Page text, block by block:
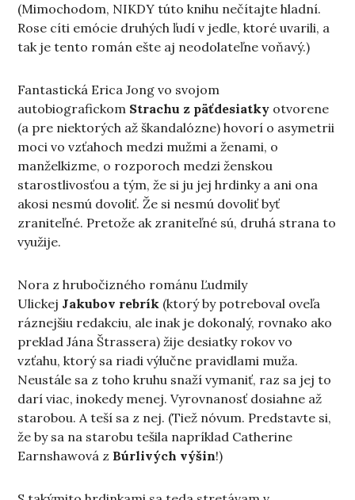
(Mimochodom, NIKDY túto knihu nečítajte hladní.
Rose cíti emócie druhých ľudí v jedle, ktoré uvarili, a
tak je tento román ešte aj neodolateľne voňavý.)
Fantastická Erica Jong vo svojom
autobiografickom Strachu z päťdesiatky otvorene
(a pre niektorých až škandalózne) hovorí o asymetrii
moci vo vzťahoch medzi mužmi a ženami, o
manželkizme, o rozporoch medzi ženskou
starostlivosťou a tým, že si ju jej hrdinky a ani ona
akosi nesmú dovoliť. Že si nesmú dovoliť byť
zraniteľné. Pretože ak zraniteľné sú, druhá strana to
využije.
Nora z hrubočizného románu Ľudmily
Ulickej Jakubov rebrík (ktorý by potreboval oveľa
ráznejšiu redakciu, ale inak je dokonalý, rovnako ako
preklad Jána Štrassera) žije desiatky rokov vo
vzťahu, ktorý sa riadi výlučne pravidlami muža.
Neustále sa z toho kruhu snaží vymaniť, raz sa jej to
darí viac, inokedy menej. Vyrovnanosť dosiahne až
starobou. A teší sa z nej. (Tiež nóvum. Predstavte si,
že by sa na starobu tešila napríklad Catherine
Earnshawová z Búrlivých výšin!)